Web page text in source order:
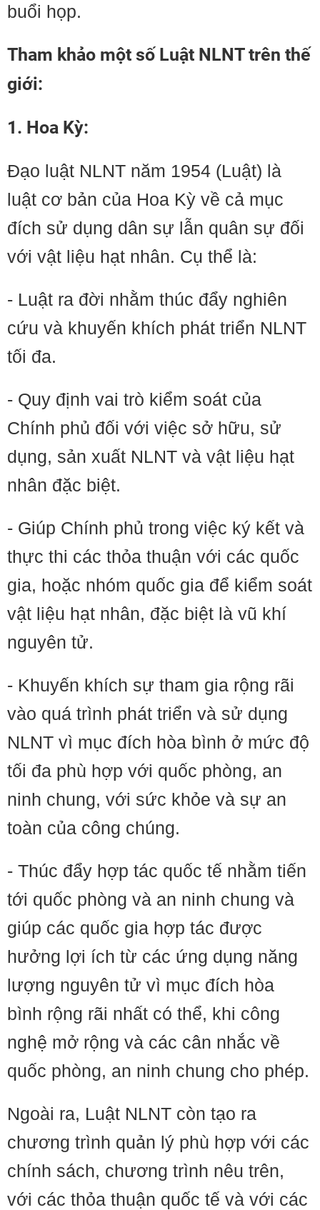
buổi họp.
Tham khảo một số Luật NLNT trên thế
giới:
1. Hoa Kỳ:
Đạo luật NLNT năm 1954 (Luật) là
luật cơ bản của Hoa Kỳ về cả mục
đích sử dụng dân sự lẫn quân sự đối
với vật liệu hạt nhân. Cụ thể là:
- Luật ra đời nhằm thúc đẩy nghiên
cứu và khuyến khích phát triển NLNT
tối đa.
- Quy định vai trò kiểm soát của
Chính phủ đối với việc sở hữu, sử
dụng, sản xuất NLNT và vật liệu hạt
nhân đặc biệt.
- Giúp Chính phủ trong việc ký kết và
thực thi các thỏa thuận với các quốc
gia, hoặc nhóm quốc gia để kiểm soát
vật liệu hạt nhân, đặc biệt là vũ khí
nguyên tử.
- Khuyến khích sự tham gia rộng rãi
vào quá trình phát triển và sử dụng
NLNT vì mục đích hòa bình ở mức độ
tối đa phù hợp với quốc phòng, an
ninh chung, với sức khỏe và sự an
toàn của công chúng.
- Thúc đẩy hợp tác quốc tế nhằm tiến
tới quốc phòng và an ninh chung và
giúp các quốc gia hợp tác được
hưởng lợi ích từ các ứng dụng năng
lượng nguyên tử vì mục đích hòa
bình rộng rãi nhất có thể, khi công
nghệ mở rộng và các cân nhắc về
quốc phòng, an ninh chung cho phép.
Ngoài ra, Luật NLNT còn tạo ra
chương trình quản lý phù hợp với các
chính sách, chương trình nêu trên,
với các thỏa thuận quốc tế và với các